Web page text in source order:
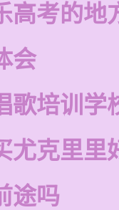
高考的地
会
歌培训学
尤克里里
途吗